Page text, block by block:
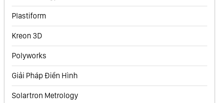
Plastiform
Kreon 3D
Polyworks
Giải Pháp Điển Hình
Solartron Metrology